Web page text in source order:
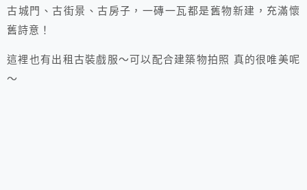
古城門、古街景、古房子，一磚一瓦都是舊物新建，充滿懷
舊詩意！
這裡也有出租古裝戲服～可以配合建築物拍照 真的很唯美呢
～